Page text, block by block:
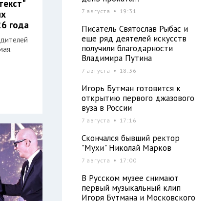
года
7 августа 19:31
Писатель Святослав Рыбас и
еще ряд деятелей искусств
получили благодарности
Владимира Путина
7 августа 18:36
Игорь Бутман готовится к
открытию первого джазового
вуза в России
7 августа 17:16
Скончался бывший ректор
"Мухи" Николай Марков
7 августа 17:00
В Русском музее снимают
первый музыкальный клип
Игоря Бутмана и Московского